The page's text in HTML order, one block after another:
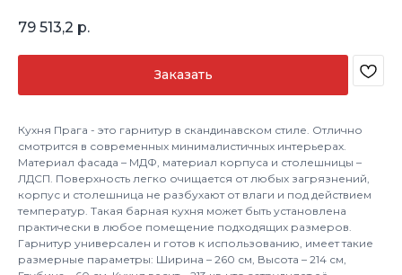
79 513,2 р.
Заказать
Кухня Прага - это гарнитур в скандинавском стиле. Отлично
смотрится в современных минималистичных интерьерах.
Материал фасада – МДФ, материал корпуса и столешницы –
ЛДСП. Поверхность легко очищается от любых загрязнений,
корпус и столешница не разбухают от влаги и под действием
температур. Такая барная кухня может быть установлена
практически в любое помещение подходящих размеров.
Гарнитур универсален и готов к использованию, имеет такие
размерные параметры: Ширина – 260 см, Высота – 214 см,